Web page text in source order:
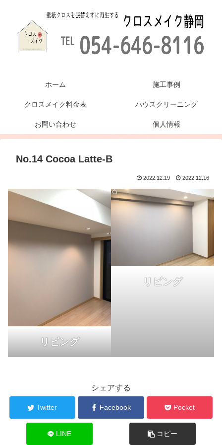
ホーム 施工事例
クロスメイク料金表 ハウスクリーニング
お問い合わせ 個人情報
No.14 Cocoa Latte-B
2022.12.19 2022.12.16
リビング
リビング
シェアする
Twitter Facebook Pocket
LINE コピー